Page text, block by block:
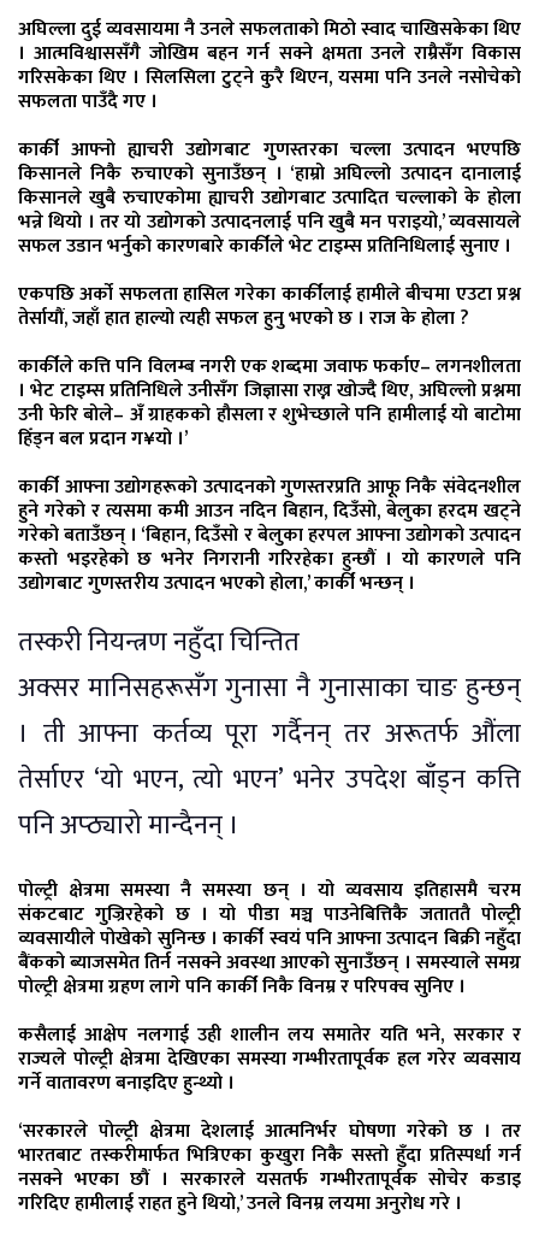
अघिल्ला दुई व्यवसायमा नै उनले सफलताको मिठो स्वाद चाखिसकेका थिए
। आत्मविश्वाससँगै जोखिम बहन गर्न सक्ने क्षमता उनले राम्रैसँग विकास
गरिसकेका थिए । सिलसिला टुट्ने कुरै थिएन, यसमा पनि उनले नसोचेको
सफलता पाउँदै गए ।
कार्की आफ्नो ह्याचरी उद्योगबाट गुणस्तरका चल्ला उत्पादन भएपछि
किसानले निकै रुचाएको सुनाउँछन् । ‘हाम्रो अघिल्लो उत्पादन दानालाई
किसानले खुबै रुचाएकोमा ह्याचरी उद्योगबाट उत्पादित चल्लाको के होला
भन्ने थियो । तर यो उद्योगको उत्पादनलाई पनि खुबै मन पराइयो,’ व्यवसायले
सफल उडान भर्नुको कारणबारे कार्कीले भेट टाइम्स प्रतिनिधिलाई सुनाए ।
एकपछि अर्को सफलता हासिल गरेका कार्कीलाई हामीले बीचमा एउटा प्रश्न
तेर्सायौं, जहाँ हात हाल्यो त्यही सफल हुनु भएको छ । राज के होला ?
कार्कीले कत्ति पनि विलम्ब नगरी एक शब्दमा जवाफ फर्काए– लगनशीलता
। भेट टाइम्स प्रतिनिधिले उनीसँग जिज्ञासा राख्न खोज्दै थिए, अघिल्लो प्रश्नमा
उनी फेरि बोले– अँ ग्राहकको हौसला र शुभेच्छाले पनि हामीलाई यो बाटोमा
हिँड्न बल प्रदान ग¥यो ।’
कार्की आफ्ना उद्योगहरूको उत्पादनको गुणस्तरप्रति आफू निकै संवेदनशील
हुने गरेको र त्यसमा कमी आउन नदिन बिहान, दिउँसो, बेलुका हरदम खट्ने
गरेको बताउँछन् । ‘बिहान, दिउँसो र बेलुका हरपल आफ्ना उद्योगको उत्पादन
कस्तो भइरहेको छ भनेर निगरानी गरिरहेका हुन्छौं । यो कारणले पनि
उद्योगबाट गुणस्तरीय उत्पादन भएको होला,’ कार्की भन्छन् ।
तस्करी नियन्त्रण नहुँदा चिन्तित
अक्सर मानिसहरूसँग गुनासा नै गुनासाका चाङ हुन्छन्
। ती आफ्ना कर्तव्य पूरा गर्दैनन् तर अरूतर्फ औंला
तेर्साएर ‘यो भएन, त्यो भएन’ भनेर उपदेश बाँड्न कत्ति
पनि अप्ठ्यारो मान्दैनन् ।
पोल्ट्री क्षेत्रमा समस्या नै समस्या छन् । यो व्यवसाय इतिहासमै चरम
संकटबाट गुज्रिरहेको छ । यो पीडा मञ्च पाउनेबित्तिकै जताततै पोल्ट्री
व्यवसायीले पोखेको सुनिन्छ । कार्की स्वयं पनि आफ्ना उत्पादन बिक्री नहुँदा
बैंकको ब्याजसमेत तिर्न नसक्ने अवस्था आएको सुनाउँछन् । समस्याले समग्र
पोल्ट्री क्षेत्रमा ग्रहण लागे पनि कार्की निकै विनम्र र परिपक्व सुनिए ।
कसैलाई आक्षेप नलगाई उही शालीन लय समातेर यति भने, सरकार र
राज्यले पोल्ट्री क्षेत्रमा देखिएका समस्या गम्भीरतापूर्वक हल गरेर व्यवसाय
गर्ने वातावरण बनाइदिए हुन्थ्यो ।
‘सरकारले पोल्ट्री क्षेत्रमा देशलाई आत्मनिर्भर घोषणा गरेको छ । तर
भारतबाट तस्करीमार्फत भित्रिएका कुखुरा निकै सस्तो हुँदा प्रतिस्पर्धा गर्न
नसक्ने भएका छौं । सरकारले यसतर्फ गम्भीरतापूर्वक सोचेर कडाइ
गरिदिए हामीलाई राहत हुने थियो,’ उनले विनम्र लयमा अनुरोध गरे ।